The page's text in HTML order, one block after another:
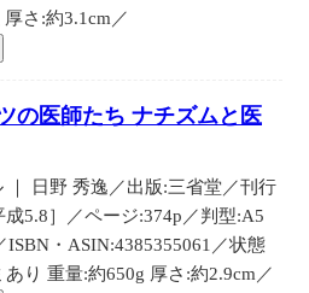
さ:約3.1cm／
の医師たち ナチズムと医
｜ 日野 秀逸／出版:三省堂／刊行
成5.8］／ページ:374p／判型:A5
ISBN・ASIN:4385355061／状態
り 重量:約650g 厚さ:約2.9cm／